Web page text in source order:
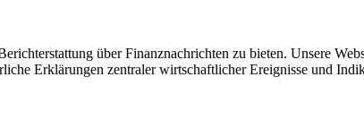
über Finanznachrichten zu bieten. Unsere
Erklärungen zentraler wirtschaftlicher Ereignisse und